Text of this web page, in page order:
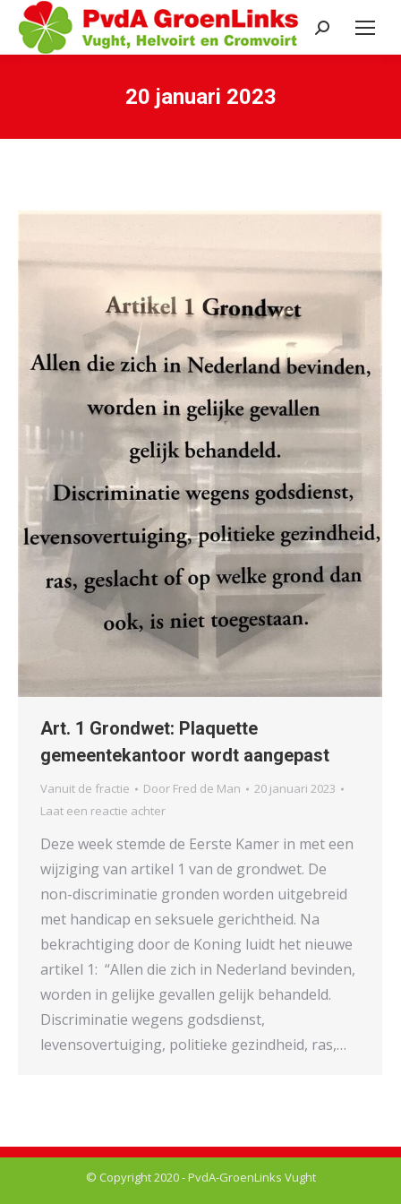
Search:
20 januari 2023
Art. 1 Grondwet: Plaquette
gemeentekantoor wordt aangepast
Vanuit de fractie Door Fred de Man
20 januari 2023
Laat een reactie achter
Deze week stemde de Eerste Kamer in met een
wijziging van artikel 1 van de grondwet. De
non-discriminatie gronden worden uitgebreid
met handicap en seksuele gerichtheid. Na
bekrachtiging door de Koning luidt het nieuwe
artikel 1: “Allen die zich in Nederland bevinden,
worden in gelijke gevallen gelijk behandeld.
Discriminatie wegens godsdienst,
levensovertuiging, politieke gezindheid, ras,…
© Copyright 2020 - PvdA-GroenLinks Vught